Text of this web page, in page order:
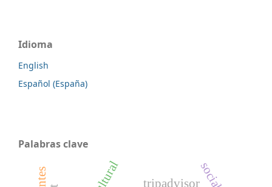
Idioma
English
Español (España)
Palabras clave
tripadvisor